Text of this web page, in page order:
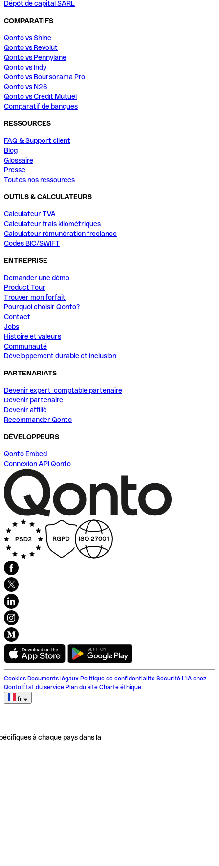
Dépôt de capital SARL
COMPARATIFS
Qonto vs Shine
Qonto vs Revolut
Qonto vs Pennylane
Qonto vs Indy
Qonto vs Boursorama Pro
Qonto vs N26
Qonto vs Crédit Mutuel
Comparatif de banques
RESSOURCES
FAQ & Support client
Blog
Glossaire
Presse
Toutes nos ressources
OUTILS & CALCULATEURS
Calculateur TVA
Calculateur frais kilométriques
Calculateur rémunération freelance
Codes BIC/SWIFT
ENTREPRISE
Demander une démo
Product Tour
Trouver mon forfait
Pourquoi choisir Qonto?
Contact
Jobs
Histoire et valeurs
Communauté
Développement durable et inclusion
PARTENARIATS
Devenir expert-comptable partenaire
Devenir partenaire
Devenir affilié
Recommander Qonto
DÉVELOPPEURS
Qonto Embed
Connexion API Qonto
Cookies Documents légaux Politique de confidentialité Sécurité L'IA chez
Qonto État du service Plan du site Charte éthique
fr
à chaque pays dans la